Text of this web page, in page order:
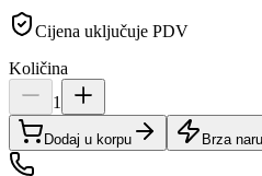
Cijena uključuje PDV
Količina
1
Dodaj u korpu Brza